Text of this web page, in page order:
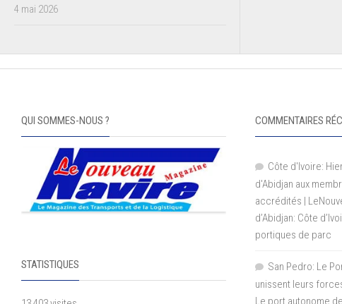
4 mai 2026
QUI SOMMES-NOUS ?
STATISTIQUES
COMMENTAIRES
Côte d'Ivoire:
d'Abidjan aux
accrédités |
d’Abidjan: Côte
portiques de parc
San Pedro: Le
unissent leurs
Le port autonome